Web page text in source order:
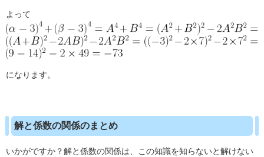
よって
になります。
解と係数の関係のまとめ
いかがですか？解と係数の関係は、この知識を知らないと解けない